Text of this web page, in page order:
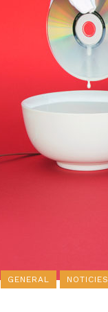
GENERAL NOTICIES